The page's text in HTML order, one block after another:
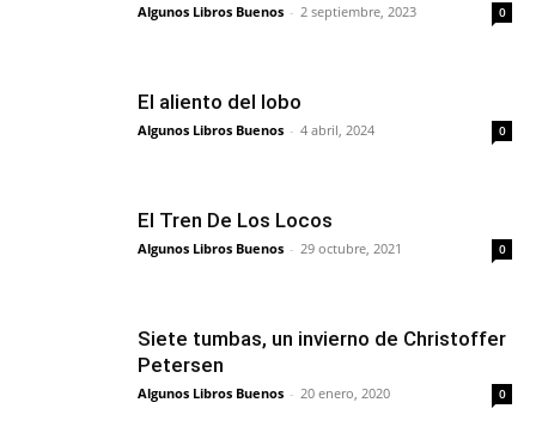
Algunos Libros Buenos - 2 septiembre, 2023 0
El aliento del lobo
Algunos Libros Buenos - 4 abril, 2024 0
El Tren De Los Locos
Algunos Libros Buenos - 29 octubre, 2021 0
Siete tumbas, un invierno de Christoffer
Petersen
Algunos Libros Buenos - 20 enero, 2020 0